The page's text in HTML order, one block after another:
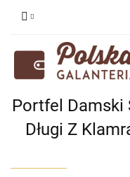
Portfel Damski
Długi Z